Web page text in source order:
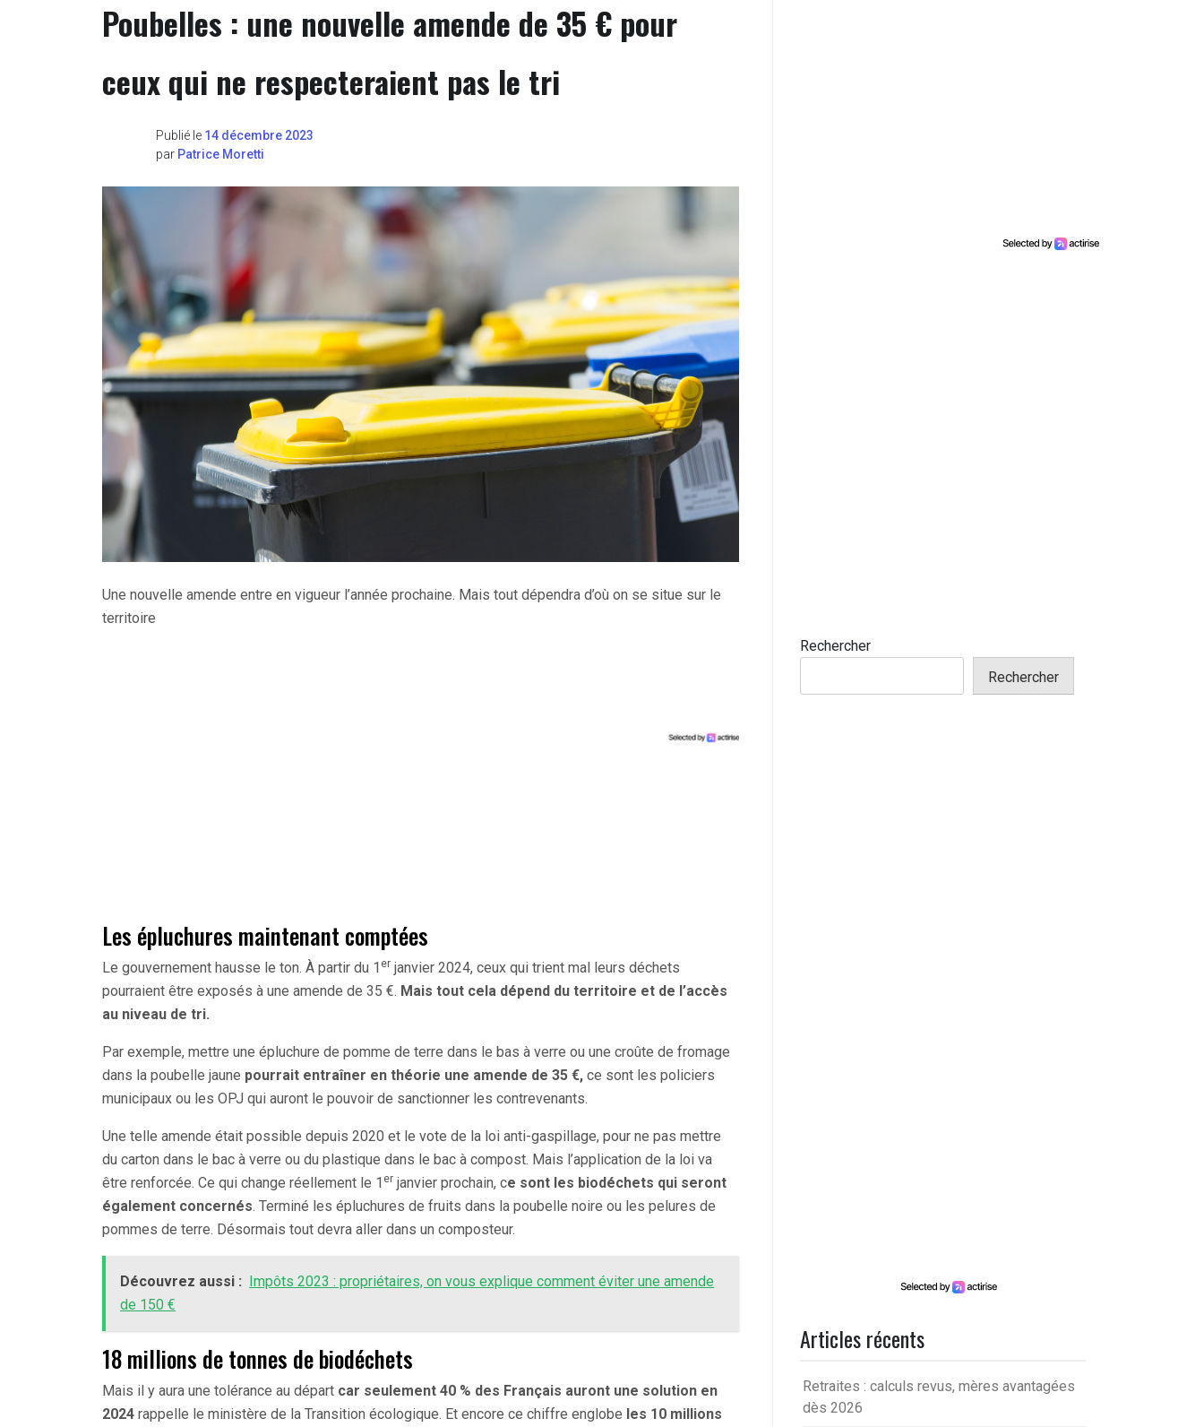
Poubelles : une nouvelle amende de 35 € pour
ceux qui ne respecteraient pas le tri
Publié le 14 décembre 2023
par Patrice Moretti
Une nouvelle amende entre en vigueur l’année prochaine. Mais tout dépendra d’où on se situe sur le
territoire
Les épluchures maintenant comptées
Le gouvernement hausse le ton. À partir du 1 er janvier 2024, ceux qui trient mal leurs déchets
pourraient être exposés à une amende de 35 €. Mais tout cela dépend du territoire et de l’accès
au niveau de tri.
Par exemple, mettre une épluchure de pomme de terre dans le bas à verre ou une croûte de fromage
dans la poubelle jaune pourrait entraîner en théorie une amende de 35 €, ce sont les policiers
municipaux ou les OPJ qui auront le pouvoir de sanctionner les contrevenants.
Une telle amende était possible depuis 2020 et le vote de la loi anti-gaspillage, pour ne pas mettre
du carton dans le bac à verre ou du plastique dans le bac à compost. Mais l’application de la loi va
être renforcée. Ce qui change réellement le 1 er janvier prochain, ce sont les biodéchets qui seront
également concernés. Terminé les épluchures de fruits dans la poubelle noire ou les pelures de
pommes de terre. Désormais tout devra aller dans un composteur.
Découvrez aussi : Impôts 2023 : propriétaires, on vous explique comment éviter une amende
de 150 €
18 millions de tonnes de biodéchets
Mais il y aura une tolérance au départ car seulement 40 % des Français auront une solution en
2024 rappelle le ministère de la Transition écologique. Et encore ce chiffre englobe les 10 millions
Rechercher
Rechercher
Articles récents
Retraites : calculs revus, mères avantagées
dès 2026